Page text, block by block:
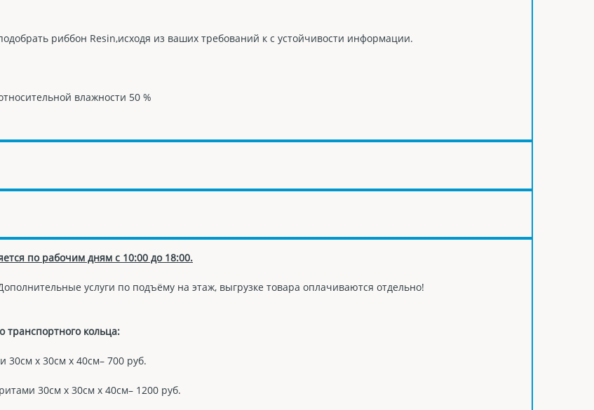
риббон Resin,исходя из ваших требований к с устойчивости информации.
влажности 50 %
по рабочим дням с 10:00 до 18:00.
услуги по подъёму на этаж, выгрузке товара оплачиваются отдельно!
транспортного кольца:
30см х 30см х 40см– 700 руб.
30см х 30см х 40см– 1200 руб.